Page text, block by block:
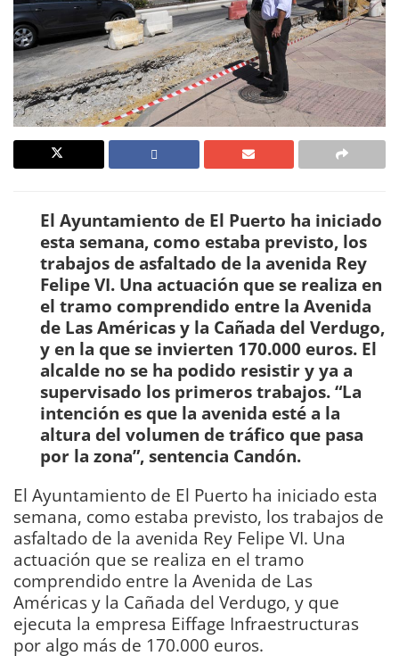
El Ayuntamiento de El Puerto ha iniciado
esta semana, como estaba previsto, los
trabajos de asfaltado de la avenida Rey
Felipe VI. Una actuación que se realiza en
el tramo comprendido entre la Avenida
de Las Américas y la Cañada del Verdugo,
y en la que se invierten 170.000 euros. El
alcalde no se ha podido resistir y ya a
supervisado los primeros trabajos. “La
intención es que la avenida esté a la
altura del volumen de tráfico que pasa
por la zona”, sentencia Candón.
El Ayuntamiento de El Puerto ha iniciado esta
semana, como estaba previsto, los trabajos de
asfaltado de la avenida Rey Felipe VI. Una
actuación que se realiza en el tramo
comprendido entre la Avenida de Las
Américas y la Cañada del Verdugo, y que
ejecuta la empresa Eiffage Infraestructuras
por algo más de 170.000 euros.